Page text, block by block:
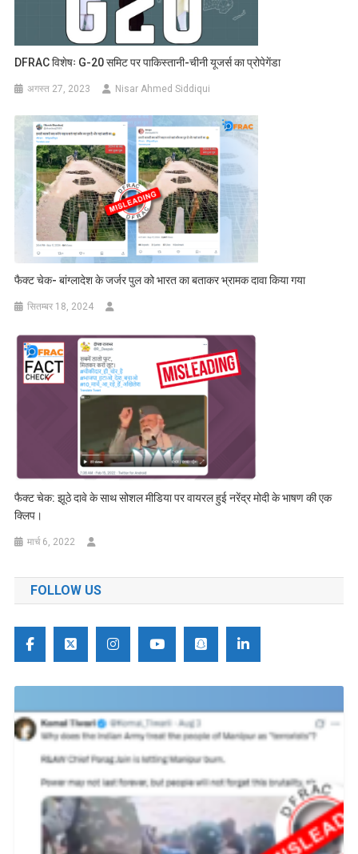
DFRAC विशेषः G-20 समिट पर पाकिस्तानी-चीनी यूजर्स का प्रोपेगेंडा
अगस्त 27, 2023 Nisar Ahmed Siddiqui
फैक्ट चेक- बांग्लादेश के जर्जर पुल को भारत का बताकर भ्रामक दावा किया गया
सितम्बर 18, 2024
फैक्ट चेक: झूठे दावे के साथ सोशल मीडिया पर वायरल हुई नरेंद्र मोदी के भाषण की एक
क्लिप।
मार्च 6, 2022
FOLLOW US